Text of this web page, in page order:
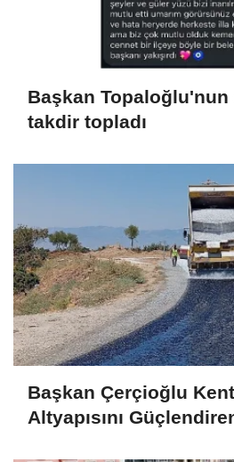
Başkan Topaloğlu'nun
takdir topladı
Başkan Çerçioğlu
Altyapısını